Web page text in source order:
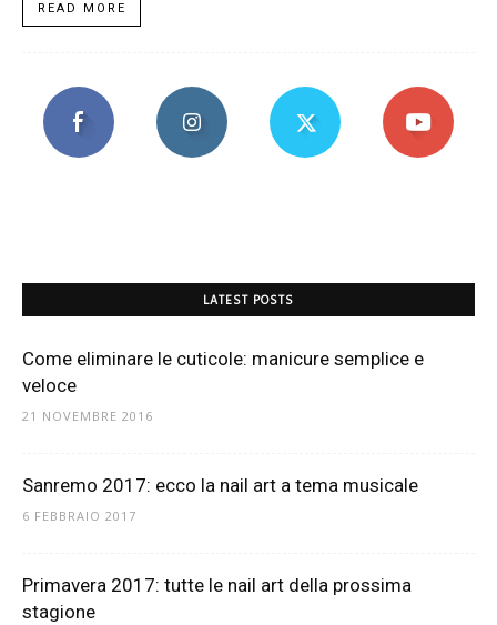
READ MORE
LATEST POSTS
Come eliminare le cuticole: manicure semplice e
veloce
21 NOVEMBRE 2016
Sanremo 2017: ecco la nail art a tema musicale
6 FEBBRAIO 2017
Primavera 2017: tutte le nail art della prossima
stagione